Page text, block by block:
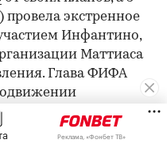
провела экстренное
Инфантино,
Маттиаса
Глава ФИФА
FFE.
в УЕФА заявили, что
Реклама, «Фонбет ТВ»